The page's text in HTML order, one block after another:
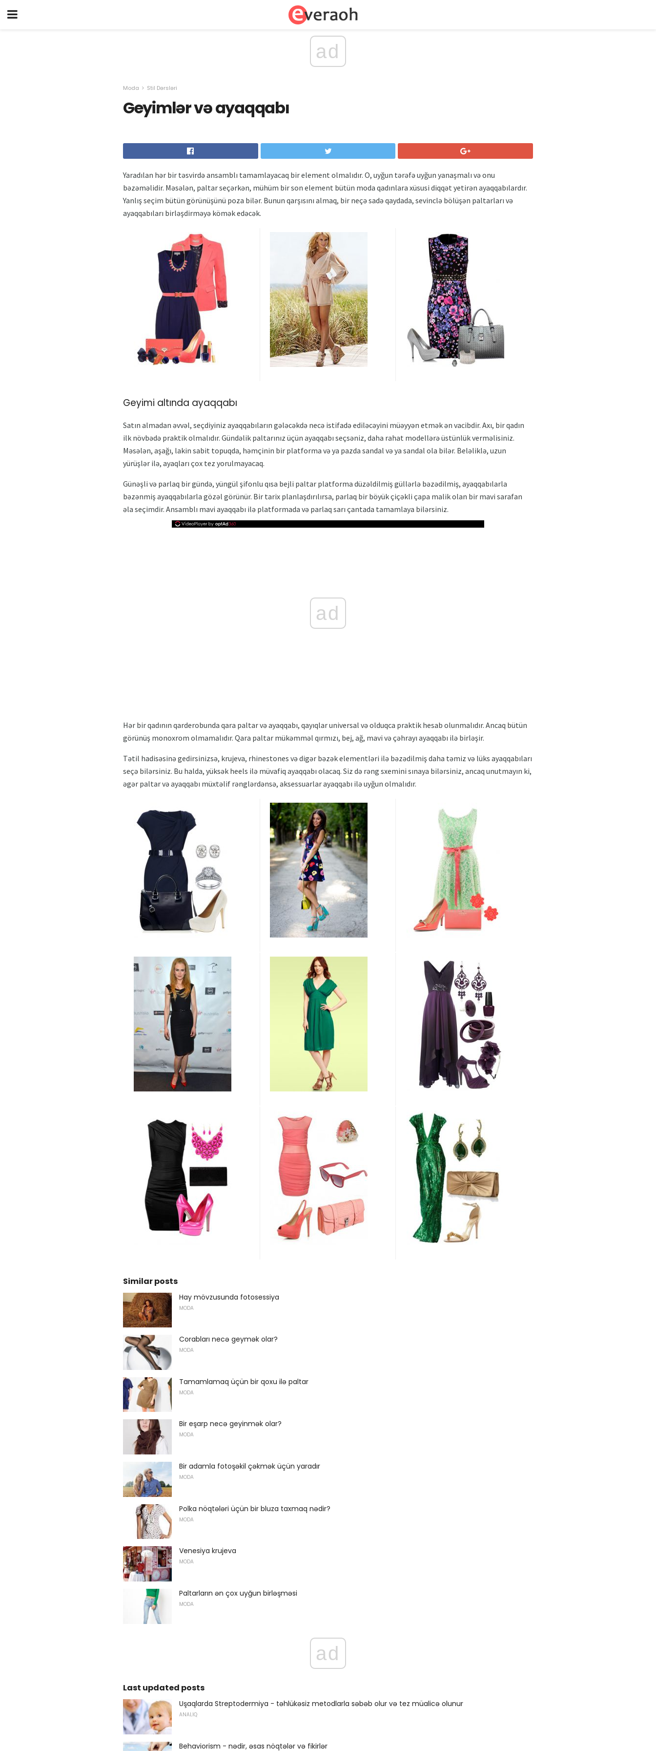
ad
Moda Stil Dərsləri
Geyimlər və ayaqqabı
Yaradılan hər bir təsvirdə ansamblı tamamlayacaq bir element olmalıdır. O, uyğun tərəfə uyğun yanaşmalı və onu
bəzəməlidir. Məsələn, paltar seçərkən, mühüm bir son element bütün moda qadınlara xüsusi diqqət yetirən ayaqqabılardır.
Yanlış seçim bütün görünüşünü poza bilər. Bunun qarşısını almaq, bir neçə sadə qaydada, sevinclə bölüşən paltarları və
ayaqqabıları birləşdirməyə kömək edəcək.
Geyimi altında ayaqqabı
Satın almadan əvvəl, seçdiyiniz ayaqqabıların gələcəkdə necə istifadə ediləcəyini müəyyən etmək ən vacibdir. Axı, bir qadın
ilk növbədə praktik olmalıdır. Gündəlik paltarınız üçün ayaqqabı seçsəniz, daha rahat modellərə üstünlük verməlisiniz.
Məsələn, aşağı, lakin sabit topuqda, həmçinin bir platforma və ya pazda sandal və ya sandal ola bilər. Beləliklə, uzun
yürüşlər ilə, ayaqları çox tez yorulmayacaq.
Günəşli və parlaq bir gündə, yüngül şifonlu qısa bejli paltar platforma düzəldilmiş güllərlə bəzədilmiş, ayaqqabılarla
bəzənmiş ayaqqabılarla gözəl görünür. Bir tarix planlaşdırılırsa, parlaq bir böyük çiçəkli çapa malik olan bir mavi sarafan
əla seçimdir. Ansamblı mavi ayaqqabı ilə platformada və parlaq sarı çantada tamamlaya bilərsiniz.
ad
Hər bir qadının qarderobunda qara paltar və ayaqqabı, qayıqlar universal və olduqca praktik hesab olunmalıdır. Ancaq bütün
görünüş monoxrom olmamalıdır. Qara paltar mükəmməl qırmızı, bej, ağ, mavi və çəhrayı ayaqqabı ilə birləşir.
Tətil hadisəsinə gedirsinizsə, krujeva, rhinestones və digər bəzək elementləri ilə bəzədilmiş daha təmiz və lüks ayaqqabıları
seçə bilərsiniz. Bu halda, yüksək heels ilə müvafiq ayaqqabı olacaq. Siz də rəng sxemini sınaya bilərsiniz, ancaq unutmayın ki,
əgər paltar və ayaqqabı müxtəlif rənglərdənsə, aksessuarlar ayaqqabı ilə uyğun olmalıdır.
Similar posts
Hay mövzusunda fotosessiya
MODA
Corabları necə geymək olar?
MODA
Tamamlamaq üçün bir qoxu ilə paltar
MODA
Bir eşarp necə geyinmək olar?
MODA
Bir adamla fotoşəkil çəkmək üçün yaradır
MODA
Polka nöqtələri üçün bir bluza taxmaq nədir?
MODA
Venesiya krujeva
MODA
Paltarların ən çox uyğun birləşməsi
MODA
ad
Last updated posts
Uşaqlarda Streptodermiya - təhlükəsiz metodlarla səbəb olur və tez müalicə olunur
ANALIQ
Behaviorism - nədir, əsas nöqtələr və fikirlər